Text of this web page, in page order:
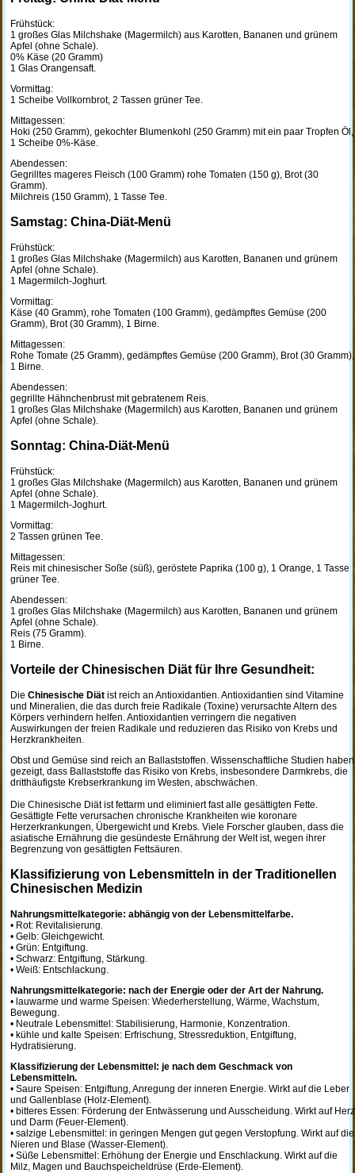
Frühstück:
1 großes Glas Milchshake (Magermilch) aus Karotten, Bananen und grünem
Apfel (ohne Schale).
0% Käse (20 Gramm)
1 Glas Orangensaft.
Vormittag:
1 Scheibe Vollkornbrot, 2 Tassen grüner Tee.
Mittagessen:
Hoki (250 Gramm), gekochter Blumenkohl (250 Gramm) mit ein paar Tropfen Öl,
1 Scheibe 0%-Käse.
Abendessen:
Gegrilltes mageres Fleisch (100 Gramm) rohe Tomaten (150 g), Brot (30
Gramm).
Milchreis (150 Gramm), 1 Tasse Tee.
Samstag: China-Diät-Menü
Frühstück:
1 großes Glas Milchshake (Magermilch) aus Karotten, Bananen und grünem
Apfel (ohne Schale).
1 Magermilch-Joghurt.
Vormittag:
Käse (40 Gramm), rohe Tomaten (100 Gramm), gedämpftes Gemüse (200
Gramm), Brot (30 Gramm), 1 Birne.
Mittagessen:
Rohe Tomate (25 Gramm), gedämpftes Gemüse (200 Gramm), Brot (30 Gramm),
1 Birne.
Abendessen:
gegrillte Hähnchenbrust mit gebratenem Reis.
1 großes Glas Milchshake (Magermilch) aus Karotten, Bananen und grünem
Apfel (ohne Schale).
Sonntag: China-Diät-Menü
Frühstück:
1 großes Glas Milchshake (Magermilch) aus Karotten, Bananen und grünem
Apfel (ohne Schale).
1 Magermilch-Joghurt.
Vormittag:
2 Tassen grünen Tee.
Mittagessen:
Reis mit chinesischer Soße (süß), geröstete Paprika (100 g), 1 Orange, 1 Tasse
grüner Tee.
Abendessen:
1 großes Glas Milchshake (Magermilch) aus Karotten, Bananen und grünem
Apfel (ohne Schale).
Reis (75 Gramm).
1 Birne.
Vorteile der Chinesischen Diät für Ihre Gesundheit:
Die Chinesische Diätist reich an Antioxidantien. Antioxidantien sind Vitamine
und Mineralien, die das durch freie Radikale (Toxine) verursachte Altern des
Körpers verhindern helfen. Antioxidantien verringern die negativen
Auswirkungen der freien Radikale und reduzieren das Risiko von Krebs und
Herzkrankheiten.
Obst und Gemüse sind reich an Ballaststoffen. Wissenschaftliche Studien haben
gezeigt, dass Ballaststoffe das Risiko von Krebs, insbesondere Darmkrebs, die
dritthäufigste Krebserkrankung im Westen, abschwächen.
Die Chinesische Diät ist fettarm und eliminiert fast alle gesättigten Fette.
Gesättigte Fette verursachen chronische Krankheiten wie koronare
Herzerkrankungen, Übergewicht und Krebs. Viele Forscher glauben, dass die
asiatische Ernährung die gesündeste Ernährung der Welt ist, wegen ihrer
Begrenzung von gesättigten Fettsäuren.
Klassifizierung von Lebensmitteln in der Traditionellen
Chinesischen Medizin
Nahrungsmittelkategorie: abhängig von der Lebensmittelfarbe.
• Rot: Revitalisierung.
• Gelb: Gleichgewicht.
• Grün: Entgiftung.
• Schwarz: Entgiftung, Stärkung.
• Weiß: Entschlackung.
Nahrungsmittelkategorie: nach der Energie oder der Art der Nahrung.
• lauwarme und warme Speisen: Wiederherstellung, Wärme, Wachstum,
Bewegung.
• Neutrale Lebensmittel: Stabilisierung, Harmonie, Konzentration.
• kühle und kalte Speisen: Erfrischung, Stressreduktion, Entgiftung,
Hydratisierung.
Klassifizierung der Lebensmittel: je nach dem Geschmack von
Lebensmitteln.
• Saure Speisen: Entgiftung, Anregung der inneren Energie. Wirkt auf die Leber
und Gallenblase (Holz-Element).
• bitteres Essen: Förderung der Entwässerung und Ausscheidung. Wirkt auf Herz
und Darm (Feuer-Element).
• salzige Lebensmittel: in geringen Mengen gut gegen Verstopfung. Wirkt auf die
Nieren und Blase (Wasser-Element).
• Süße Lebensmittel: Erhöhung der Energie und Enschlackung. Wirkt auf die
Milz, Magen und Bauchspeicheldrüse (Erde-Element).